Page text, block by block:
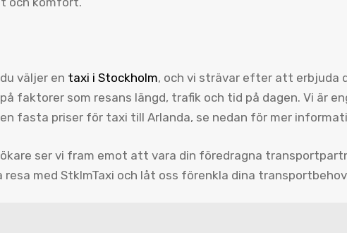
väljer en taxi i Stockholm, och vi strävar efter att erbjuda
faktorer som resans längd, trafik och tid på dagen. Vi är
fasta priser för taxi till Arlanda, se nedan för mer
ser vi fram emot att vara din föredragna
med StklmTaxi och låt oss förenkla dina